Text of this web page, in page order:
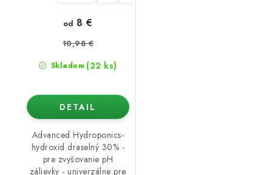
Skladom (22 ks)
od 8 €
10,98 €
DETAIL
Advanced Hydroponics-
hydroxid draselný 30% -
pre zvyšovanie pH
zálievky - univerzálne pre